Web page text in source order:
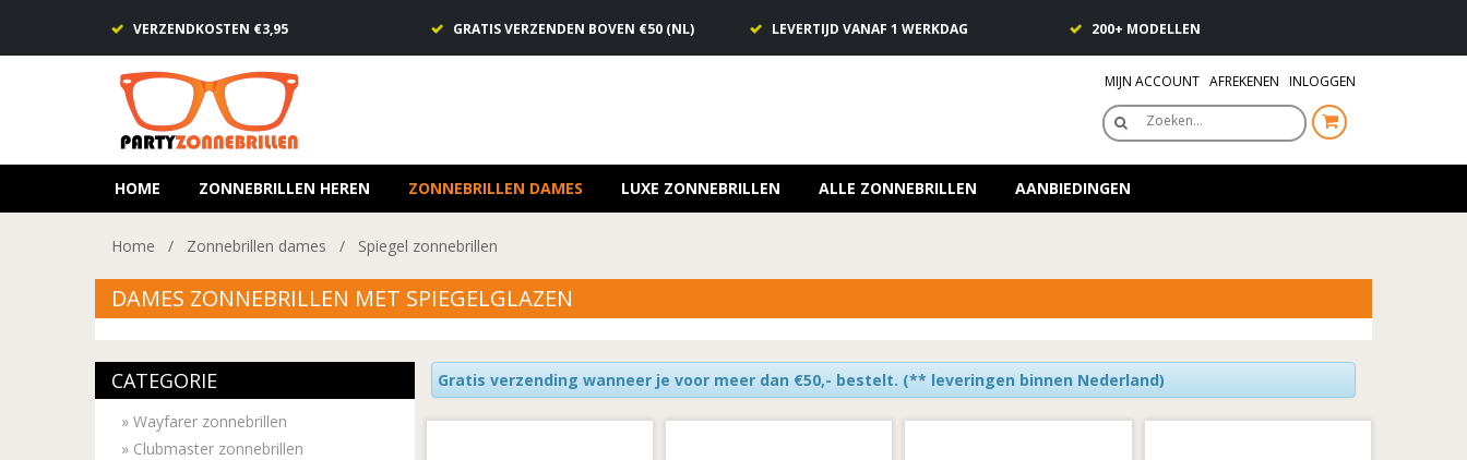
VERZENDKOSTEN €3,95 GRATIS VERZENDEN BOVEN €50 (NL) LEVERTIJD VANAF 1 WERKDAG 200+ MODELLEN
MIJN ACCOUNT AFREKENEN INLOGGEN
Zoeken…
HOME ZONNEBRILLEN HEREN ZONNEBRILLEN DAMES LUXE ZONNEBRILLEN ALLE ZONNEBRILLEN AANBIEDINGEN
Home / Zonnebrillen dames / Spiegel zonnebrillen
DAMES ZONNEBRILLEN MET SPIEGELGLAZEN
CATEGORIE
» Wayfarer zonnebrillen
» Clubmaster zonnebrillen
Gratis verzending wanneer je voor meer dan €50,- bestelt. (** leveringen binnen Nederland)